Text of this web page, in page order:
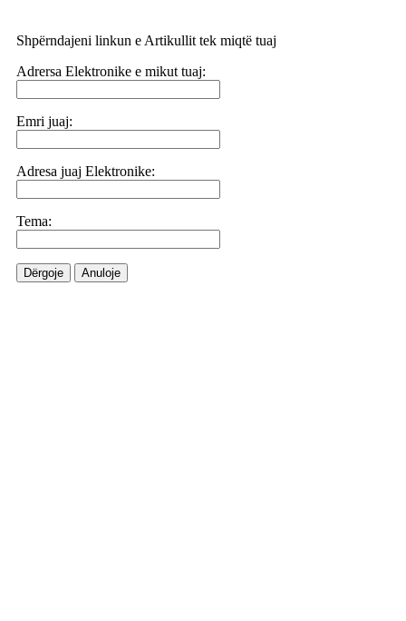
Shpërndajeni linkun e Artikullit tek miqtë tuaj
Adrersa Elektronike e mikut tuaj:
Emri juaj:
Adresa juaj Elektronike:
Tema:
Dërgoje Anuloje